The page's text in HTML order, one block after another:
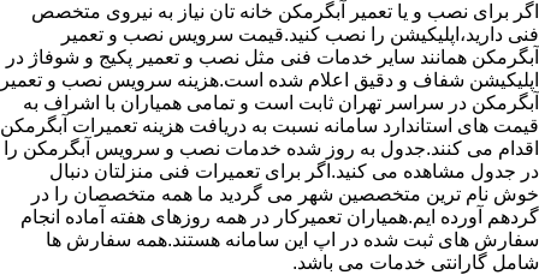
اگر برای نصب و یا تعمیر آبگرمکن خانه تان نیاز به نیروی متخصص
فنی دارید،اپلیکیشن را نصب کنید.قیمت سرویس نصب و تعمیر
آبگرمکن همانند سایر خدمات فنی مثل نصب و تعمیر پکیج و شوفاژ در
اپلیکیشن شفاف و دقیق اعلام شده است.هزینه سرویس نصب و تعمیر
آبگرمکن در سراسر تهران ثابت است و تمامی همیاران با اشراف به
قیمت های استاندارد سامانه نسبت به دریافت هزینه تعمیرات آبگرمکن
اقدام می کنند.جدول به روز شده خدمات نصب و سرویس آبگرمکن را
در جدول مشاهده می کنید.اگر برای تعمیرات فنی منزلتان دنبال
خوش نام ترین متخصصین شهر می گردید ما همه متخصصان را در
گردهم آورده ایم.همیاران تعمیرکار در همه روزهای هفته آماده انجام
سفارش های ثبت شده در اپ این سامانه هستند.همه سفارش ها
شامل گارانتی خدمات می باشد.